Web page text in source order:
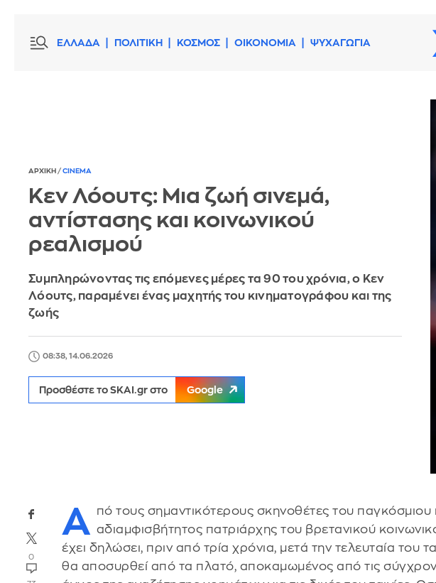
ΕΛΛΑΔΑ ΠΟΛΙΤΙΚΗ ΚΟΣΜΟΣ ΟΙΚΟΝΟΜΙΑ ΨΥΧΑΓΩΓΙΑ
ΑΡΧΙΚΗ / CINEMA
Κεν Λόουτς: Μια ζωή σινεμά,
αντίστασης και κοινωνικού
ρεαλισμού
Συμπληρώνοντας τις επόμενες μέρες τα 90 του χρόνια, ο Κεν
Λόουτς, παραμένει ένας μαχητής του κινηματογράφου και της
ζωής
08:38, 14.06.2026
Προσθέστε το SKAI.gr στο Google
0
Α πό τους σημαντικότερους σκηνοθέτες του παγκόσμιου
αδιαμφισβήτητος πατριάρχης του βρετανικού
έχει δηλώσει, πριν από τρία χρόνια, μετά την τελευταία του
θα αποσυρθεί από τα πλατό, αποκαμωμένος από τις